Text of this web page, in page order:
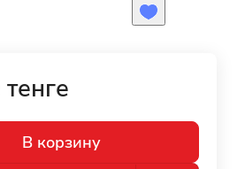
В корзину